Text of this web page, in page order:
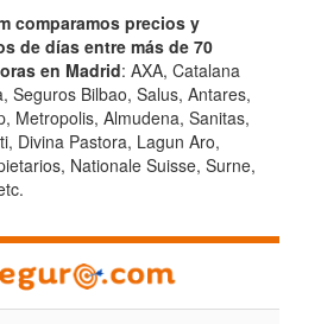
comparamos precios y
de días entre más de 70
en Madrid: AXA, Catalana
Seguros Bilbao, Salus, Antares,
Metropolis, Almudena, Sanitas,
Divina Pastora, Lagun Aro,
Nationale Suisse, Surne,